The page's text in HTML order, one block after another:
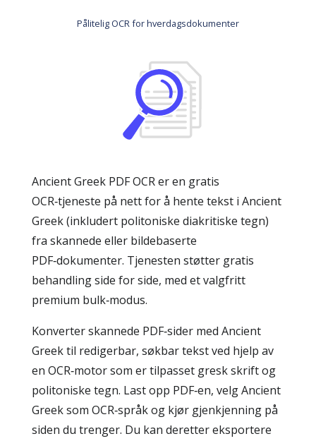
Pålitelig OCR for hverdagsdokumenter
Ancient Greek PDF OCR er en gratis
OCR‑tjeneste på nett for å hente tekst i Ancient
Greek (inkludert politoniske diakritiske tegn)
fra skannede eller bildebaserte
PDF‑dokumenter. Tjenesten støtter gratis
behandling side for side, med et valgfritt
premium bulk‑modus.
Konverter skannede PDF‑sider med Ancient
Greek til redigerbar, søkbar tekst ved hjelp av
en OCR‑motor som er tilpasset gresk skrift og
politoniske tegn. Last opp PDF‑en, velg Ancient
Greek som OCR‑språk og kjør gjenkjenning på
siden du trenger. Du kan deretter eksportere